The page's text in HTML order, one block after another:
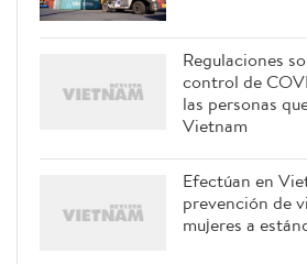
Regulaciones
control de
las personas
Vietnam
Efectúan en
prevención de
mujeres a